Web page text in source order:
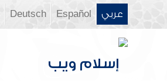
عربي Español
Deutsch